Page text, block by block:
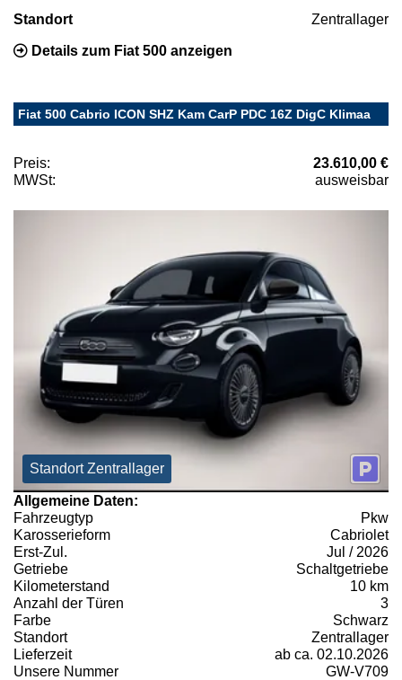
Standort Zentrallager
Details zum Fiat 500 anzeigen
Fiat 500 Cabrio ICON SHZ Kam CarP PDC 16Z DigC Klimaa
Preis:
23.610,00 €
MWSt:
ausweisbar
Standort Zentrallager
Allgemeine Daten:
Fahrzeugtyp
Pkw
Karosserieform
Cabriolet
Erst-Zul.
Jul / 2026
Getriebe
Schaltgetriebe
Kilometerstand
10 km
Anzahl der Türen
3
Farbe
Schwarz
Standort
Zentrallager
Lieferzeit
ab ca. 02.10.2026
Unsere Nummer
GW-V709